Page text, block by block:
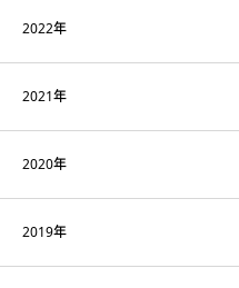
2022年
2021年
2020年
2019年